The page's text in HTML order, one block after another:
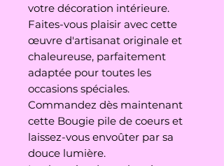
votre décoration intérieure.
Faites-vous plaisir avec cette
œuvre d'artisanat originale et
chaleureuse, parfaitement
adaptée pour toutes les
occasions spéciales.
Commandez dès maintenant
cette Bougie pile de coeurs et
laissez-vous envoûter par sa
douce lumière.